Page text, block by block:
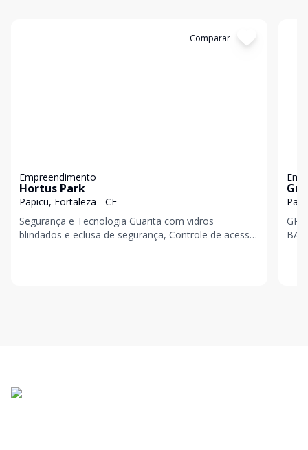
Comparar
Empreendimento
Hortus Park
Papicu, Fortaleza - CE
Segurança e Tecnologia Guarita com vidros
blindados e eclusa de segurança, Controle de acesso